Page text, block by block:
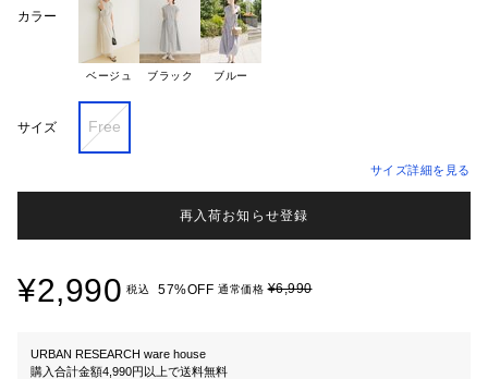
カラー
ベージュ ブラック ブルー
サイズ Free
サイズ詳細を見る
再入荷お知らせ登録
¥2,990 税込 57%OFF 通常価格¥6,990
URBAN RESEARCH ware house
購入合計金額4,990円以上で送料無料